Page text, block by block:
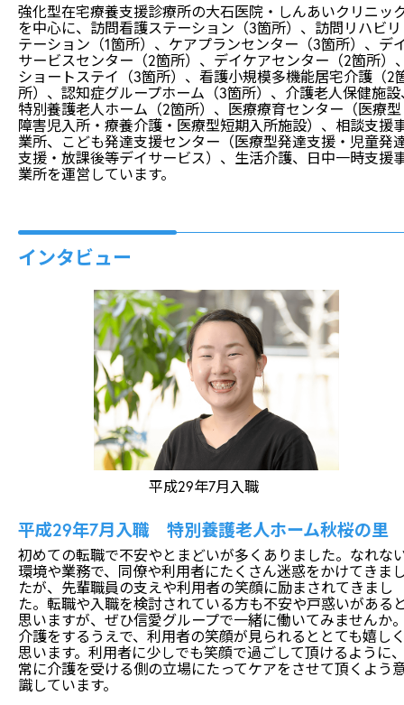
強化型在宅療養支援診療所の大石医院・しんあいクリニッ
を中心に、訪問看護ステーション（3箇所）、訪問リハビリ
テーション（1箇所）、ケアプランセンター（3箇所）、デ
サービスセンター（2箇所）、デイケアセンター（2箇所）
ショートステイ（3箇所）、看護小規模多機能居宅介護（2
所）、認知症グループホーム（3箇所）、介護老人保健施設
特別養護老人ホーム（2箇所）、医療療育センター（医療型
障害児入所・療養介護・医療型短期入所施設）、相談支援
業所、こども発達支援センター（医療型発達支援・児童発
支援・放課後等デイサービス）、生活介護、日中一時支援
業所を運営しています。
インタビュー
平成29年7月入職
平成29年7月入職 特別養護老人ホーム秋桜の里
初めての転職で不安やとまどいが多くありました。なれな
環境や業務で、同僚や利用者にたくさん迷惑をかけてきま
たが、先輩職員の支えや利用者の笑顔に励まされてきまし
た。転職や入職を検討されている方も不安や戸惑いがある
思いますが、ぜひ信愛グループで一緒に働いてみませんか
介護をするうえで、利用者の笑顔が見られるととても嬉し
思います。利用者に少しでも笑顔で過ごして頂けるように
常に介護を受ける側の立場にたってケアをさせて頂くよう
識しています。